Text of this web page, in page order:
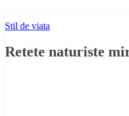
Stil de viata
Retete naturiste